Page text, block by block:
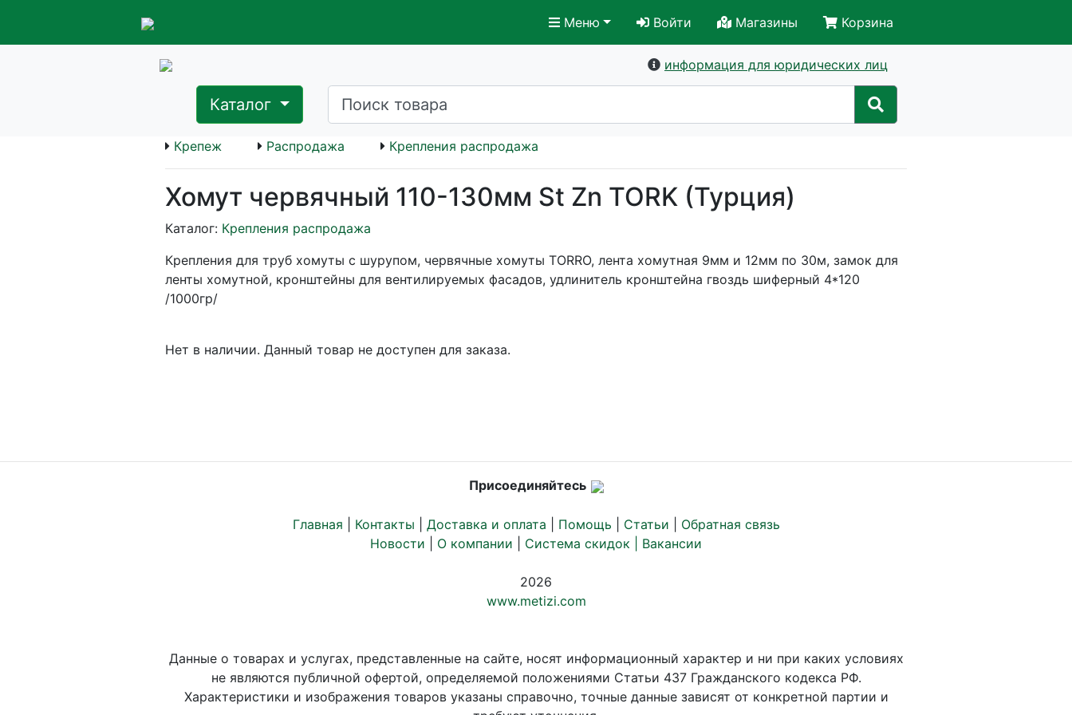
Меню Войти Магазины Корзина
информация для юридических лиц
Каталог
Крепеж Распродажа Крепления распродажа
Хомут червячный 110-130мм St Zn TORK (Турция)
Каталог: Крепления распродажа
Крепления для труб хомуты с шурупом, червячные хомуты TORRO, лента хомутная 9мм и 12мм по 30м, замок для
ленты хомутной, кронштейны для вентилируемых фасадов, удлинитель кронштейна гвоздь шиферный 4*120
/1000гр/
Нет в наличии. Данный товар не доступен для заказа.
Присоединяйтесь
Главная Контакты Доставка и оплата Помощь Статьи
Обратная связь
Новости
О компании Система скидок | Вакансии
2026
www.metizi.com
Данные о товарах и услугах, представленные на сайте, носят информационный характер и ни при каких условиях
не являются публичной офертой, определяемой положениями Статьи 437 Гражданского кодекса РФ.
Характеристики и изображения товаров указаны справочно, точные данные зависят от конкретной партии и